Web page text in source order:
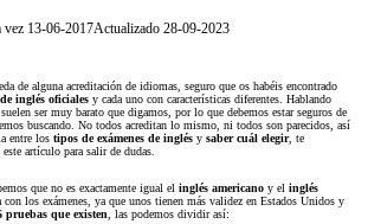
vez 13-06-2017Actualizado 28-09-2023
de alguna acreditación de idiomas, seguro que os habéis encontrado
inglés oficiales y cada uno con características diferentes. Hablando
ser muy barato que digamos, por lo que debemos estar seguros de
buscando. No todos acreditan lo mismo, ni todos son parecidos, así
entre los tipos de exámenes de inglés y saber cuál elegir, te
artículo para salir de dudas.
que no es exactamente igual el inglés americano y el inglés
con los exámenes, ya que unos tienen más validez en Estados Unidos y
pruebas que existen , las podemos dividir así: